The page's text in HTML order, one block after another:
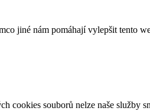
jiné nám pomáhají vylepšit tento
cookies souborů nelze naše služby